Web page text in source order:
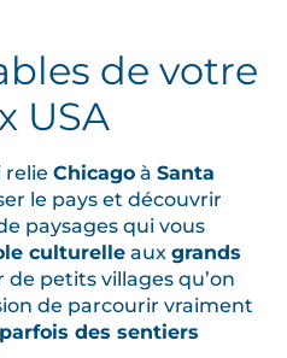
de votre
USA
relie Chicago à Santa
le pays et découvrir
paysages qui vous
culturelle aux grands
petits villages qu’on
de parcourir vraiment
des sentiers